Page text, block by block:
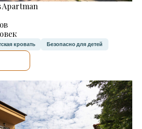
Apartman
кровать Безопасно для детей